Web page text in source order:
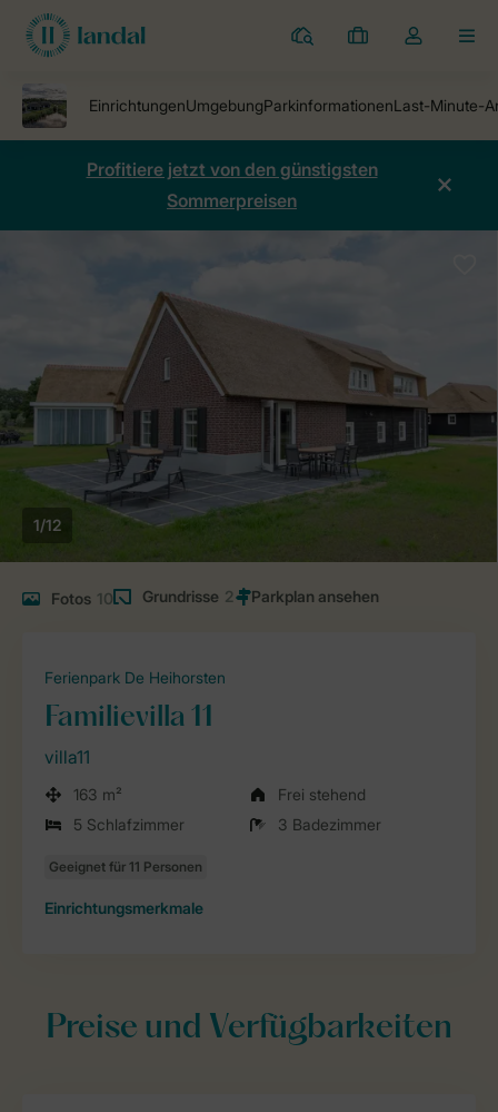
Ferienparks
Meine
Dropdown-
öffnen
Profitiere jetzt von den günstigsten
Sommerpreisen
1/12
Fotos 10 Grundrisse 2
Ferienpark De Heihorsten
Familievilla 11
villa11
163 m²
Frei stehend
5 Schlafzimmer
3 Badezimmer
Einrichtungsmerkmale
Preise und Verfügbarkeiten